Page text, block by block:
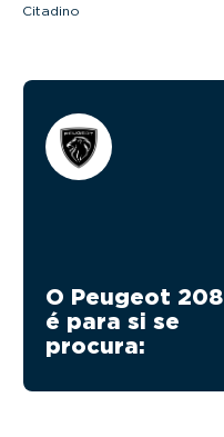
Citadino
O Peugeot 208
é para si se
procura: